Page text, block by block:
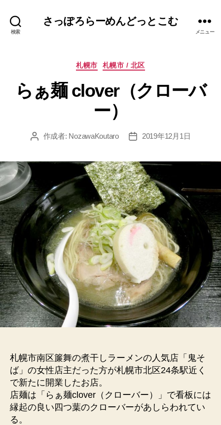
検索
さっぽろらーめんどっとこむ
メニュー
カ
ゴ
リ
ー
札幌市 札幌市 / 北区
らぁ麺 clover（クローバ
ー）
投 作成者: NozawaKoutaro
投
2019年12月1日
札幌市南区簾舞の煮干しラーメンの人気店「鬼そ
ば」の女性店主だった方が札幌市北区24条駅近く
で新たに開業したお店。
店麺は「らぁ麺clover（クローバー）」で看板には
縁起の良い四つ葉のクローバーがあしらわれてい
る。